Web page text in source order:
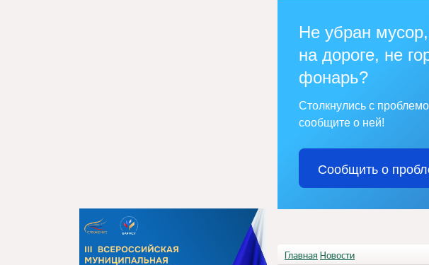
Не убран
на дороге, не
фонарь?
Столкнулись с
сообщите о ней!
Сообщить о
Главная Новости